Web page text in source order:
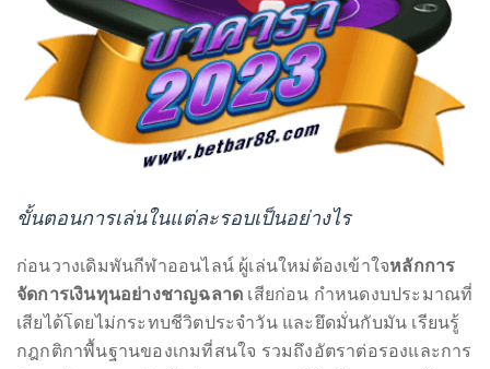
work,
Duane
has
savored
hotspots
a
five-
star
lenswhile
ขั้นตอนการเล่นในแต่ละรอบเป็นอย่างไร
ก่อนวางเดิมพันกีฬาออนไลน์ ผู้เล่นใหม่ต้องเข้าใจหลักการ
จัดการเงินทุนอย่างชาญฉลาด เสียก่อน กำหนดงบประมาณที่
เสียได้โดยไม่กระทบชีวิตประจำวัน และยึดมั่นกับมัน เรียนรู้
กฎกติกาพื้นฐานของเกมที่สนใจ รวมถึงอัตราต่อรองและการ